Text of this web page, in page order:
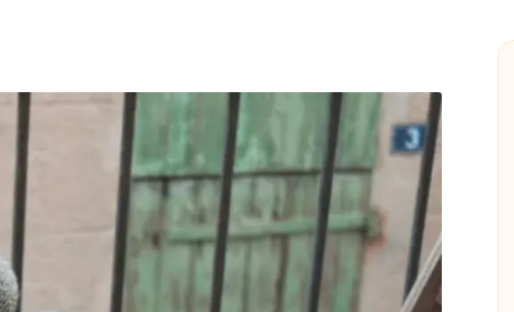
: quels impacts pour le marché de l’électricité en France ?
se protéger des escroqueries post-cyberattaque ?
Black Friday et réussir vos achats
artificielle : l’ère des créations digitales
santé : un tournant vers une meilleure accessibilité